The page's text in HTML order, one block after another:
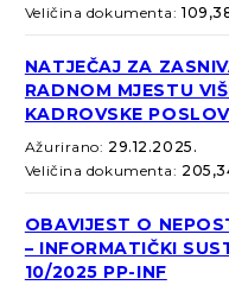
Veličina dokumenta:
NATJEČAJ ZA
RADNOM MJESTU
KADROVSKE
Ažurirano: 29.12.2025.
Veličina dokumenta:
OBAVIJEST O
– INFORMATIČKI
10/2025 PP-INF